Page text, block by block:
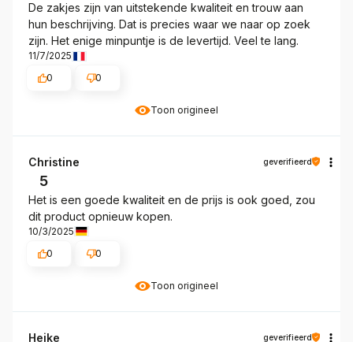
Toon origineel
De zakjes zijn van uitstekende kwaliteit en trouw aan
hun beschrijving. Dat is precies waar we naar op zoek
zijn. Het enige minpuntje is de levertijd. Veel te lang.
11/7/2025
0
0
Toon origineel
Christine geverifieerd
5
Het is een goede kwaliteit en de prijs is ook goed, zou
dit product opnieuw kopen.
10/3/2025
0
0
Heike geverifieerd